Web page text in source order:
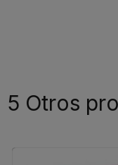
5 Otros